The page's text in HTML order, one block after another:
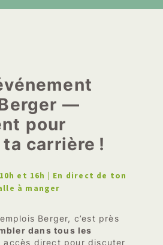
—
pour
carrière !
et 16h | En direct de ton
à manger
Berger, c’est près
dans tous les
accès direct pour discuter